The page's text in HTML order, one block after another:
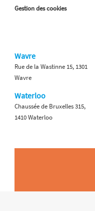
Gestion des cookies
Wavre
Rue de la Wastinne 15, 1301
Wavre
Waterloo
Chaussée de Bruxelles 315,
1410 Waterloo